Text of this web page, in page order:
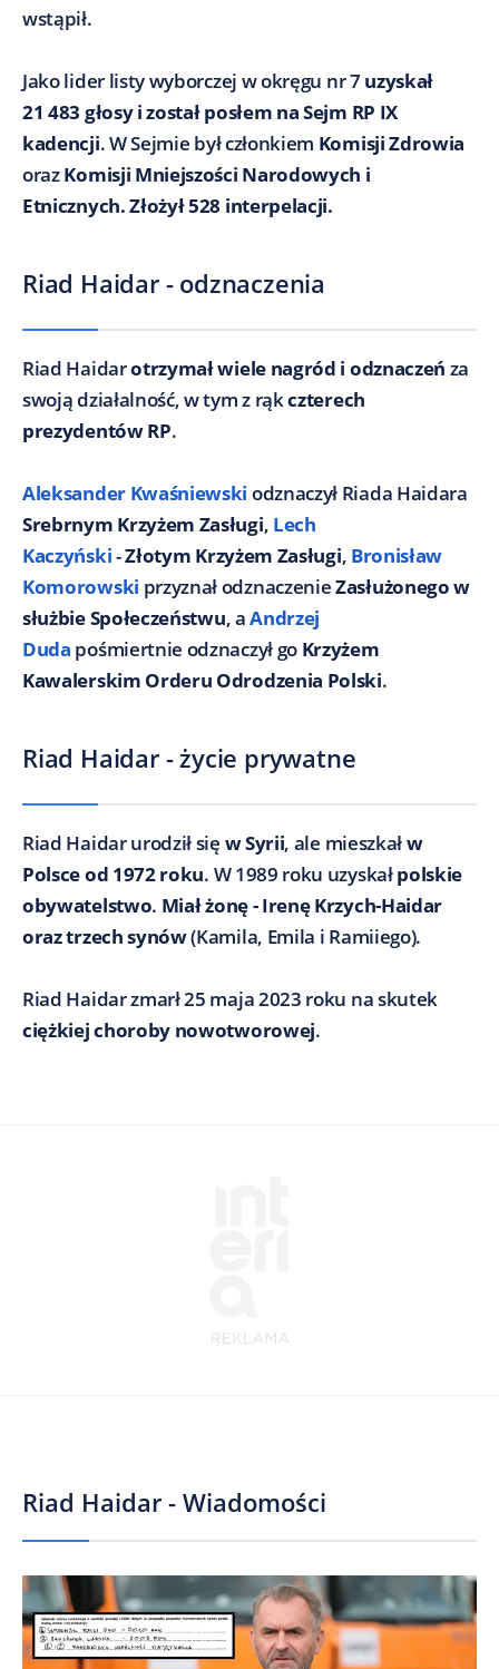
wstąpił.
Jako lider listy wyborczej w okręgu nr 7 uzyskał
21 483 głosy i został posłem na Sejm RP IX
kadencji. W Sejmie był członkiem Komisji Zdrowia
orazKomisji Mniejszości Narodowych i
Etnicznych. Złożył 528 interpelacji.
Riad Haidar - odznaczenia
Riad Haidarotrzymał wiele nagród i odznaczeń za
swoją działalność, w tym z rąkczterech
prezydentów RP.
Aleksander Kwaśniewski odznaczył Riada Haidara
Srebrnym Krzyżem Zasługi, Lech
Kaczyński-Złotym Krzyżem Zasługi, Bronisław
Komorowski przyznał odznaczenieZasłużonego w
służbie Społeczeństwu, aAndrzej
Duda pośmiertnie odznaczył go Krzyżem
Kawalerskim Orderu Odrodzenia Polski.
Riad Haidar - życie prywatne
Riad Haidar urodził się w Syrii, ale mieszkałw
Polsce od 1972 roku. W 1989 roku uzyskałpolskie
obywatelstwo. Miał żonę - Irenę Krzych-Haidar
oraz trzech synów(Kamila, Emila i Ramiiego).
Riad Haidar zmarł 25 maja 2023 roku na skutek
ciężkiej choroby nowotworowej.
Riad Haidar - Wiadomości